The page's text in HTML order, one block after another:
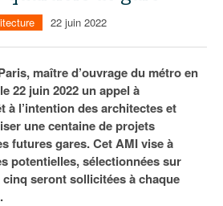
Paris
22 juin 2022
maître d’ouvrage du métro en
22 juin 2022 un appel à
à l’intention des architectes et
une centaine de projets
futures gares. Cet AMI vise à
potentielles, sélectionnées sur
seront sollicitées à chaque